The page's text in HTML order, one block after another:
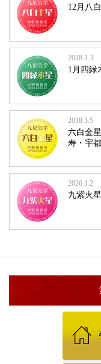
12月八
2018.1.3
1月四緑
2018.5.5
六白金
寿・宇
2026.1.2
九紫火